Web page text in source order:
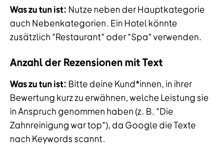
Was zu tun ist: Nutze neben der Hauptkategorie
auch Nebenkategorien. Ein Hotel könnte
zusätzlich "Restaurant" oder "Spa" verwenden.
Anzahl der Rezensionen mit Text
Was zu tun ist: Bitte deine Kund*innen, in ihrer
Bewertung kurz zu erwähnen, welche Leistung sie
in Anspruch genommen haben (z. B. "Die
Zahnreinigung war top"), da Google die Texte
nach Keywords scannt.